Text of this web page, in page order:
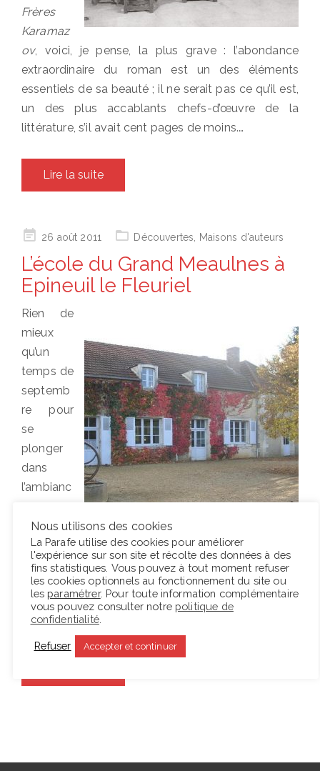
Frères
Karamaz
ov, voici, je pense, la plus grave : l’abondance
extraordinaire du roman est un des éléments
essentiels de sa beauté ; il ne serait pas ce qu’il est,
un des plus accablants chefs-d’œuvre de la
littérature, s’il avait cent pages de moins.…
Lire la suite
Posted26 août 2011 Découvertes Maisons d'auteurs
L’école du Grand Meaulnes à
Epineuil le Fleuriel
Rien de
mieux
qu’un
temps de
septemb
re pour
se
plonger
dans
l’ambianc
merveille
usement
reconstituée duGrand Meaulnes. Dans le village
d’Epineuil le Fleuriel la maison des Fournier, l’école
et la mairie sont restées inchangés. La visite mêle,
comme l’auteur l’avait fait, mémoire et imagination.…
Nous utilisons des cookies
La Parafe utilise des cookies pour améliorer
l'expérience sur son site et récolte des données à des
fins statistiques. Vous pouvez à tout moment refuser
les cookies optionnels au fonctionnement du site ou
les paramétrer. Pour toute information complémentaire
vous pouvez consulter notre politique de
confidentialité.
Refuser Accepter et continuer